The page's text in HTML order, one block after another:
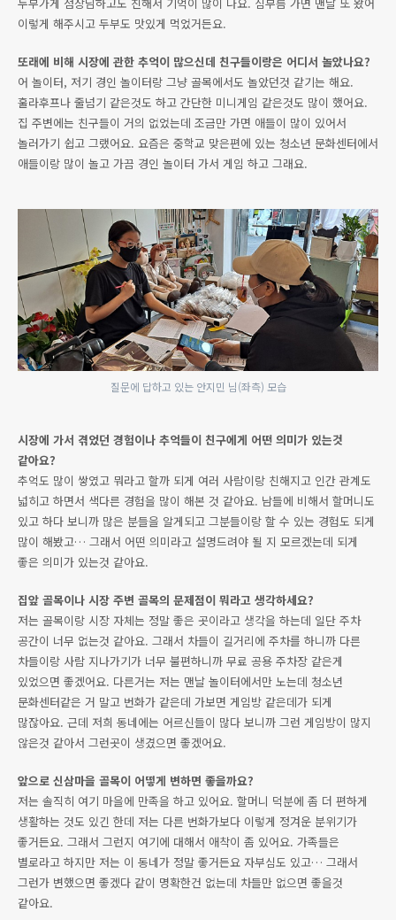
이렇게 해주시고 두부도 맛있게 먹었거든요.
또래에 비해 시장에 관한 추억이 많으신데 친구들이랑은 어디서 놀았나요?
어 놀이터, 저기 경인 놀이터랑 그냥 골목에서도 놀았던것 같기는 해요.
훌라후프나 줄넘기 같은것도 하고 간단한 미니게임 같은것도 많이 했어요.
집 주변에는 친구들이 거의 없었는데 조금만 가면 애들이 많이 있어서
놀러가기 쉽고 그랬어요. 요즘은 중학교 맞은편에 있는 청소년 문화센터에서
애들이랑 많이 놀고 가끔 경인 놀이터 가서 게임 하고 그래요.
질문에 답하고 있는 안지민 님(좌측) 모습
시장에 가서 겪었던 경험이나 추억들이 친구에게 어떤 의미가 있는것
같아요?
추억도 많이 쌓였고 뭐라고 할까 되게 여러 사람이랑 친해지고 인간 관계도
넓히고 하면서 색다른 경험을 많이 해본 것 같아요. 남들에 비해서 할머니도
있고 하다 보니까 많은 분들을 알게되고 그분들이랑 할 수 있는 경험도 되게
많이 해봤고… 그래서 어떤 의미라고 설명드려야 될 지 모르겠는데 되게
좋은 의미가 있는것 같아요.
집앞 골목이나 시장 주변 골목의 문제점이 뭐라고 생각하세요?
저는 골목이랑 시장 자체는 정말 좋은 곳이라고 생각을 하는데 일단 주차
공간이 너무 없는것 같아요. 그래서 차들이 길거리에 주차를 하니까 다른
차들이랑 사람 지나가기가 너무 불편하니까 무료 공용 주차장 같은게
있었으면 좋겠어요. 다른거는 저는 맨날 놀이터에서만 노는데 청소년
문화센터같은 거 말고 번화가 같은데 가보면 게임방 같은데가 되게
많잖아요. 근데 저희 동네에는 어르신들이 많다 보니까 그런 게임방이 많지
않은것 같아서 그런곳이 생겼으면 좋겠어요.
앞으로 신삼마을 골목이 어떻게 변하면 좋을까요?
저는 솔직히 여기 마을에 만족을 하고 있어요. 할머니 덕분에 좀 더 편하게
생활하는 것도 있긴 한데 저는 다른 번화가보다 이렇게 정겨운 분위기가
좋거든요. 그래서 그런지 여기에 대해서 애착이 좀 있어요. 가족들은
별로라고 하지만 저는 이 동네가 정말 좋거든요 자부심도 있고… 그래서
그런가 변했으면 좋겠다 같이 명확한건 없는데 차들만 없으면 좋을것
같아요.